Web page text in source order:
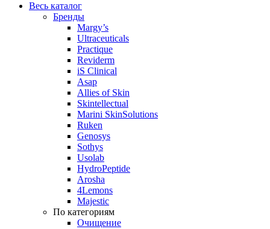
Весь каталог
Бренды
Margy’s
Ultraceuticals
Practique
Reviderm
iS Clinical
Asap
Allies of Skin
Skintellectual
Marini SkinSolutions
Ruken
Genosys
Sothys
Usolab
HydroPeptide
Arosha
4Lemons
Majestic
По категориям
Очищение